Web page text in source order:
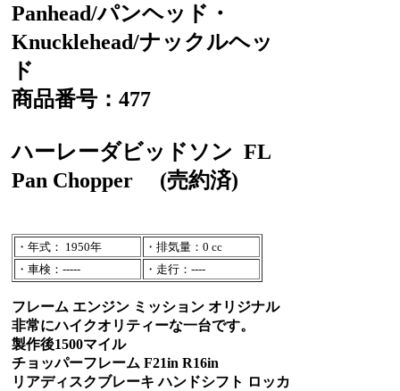
Panhead/パンヘッド・
Knucklehead/ナックルヘッ
ド
商品番号：477
ハーレーダビッドソン FL
Pan Chopper
(売約済)
・年式： 1950年
・排気量：0 cc
・車検：-----
・走行：----
フレーム エンジン ミッション オリジナル
非常にハイクオリティーな一台です。
製作後1500マイル
チョッパーフレーム F21in R16in
リアディスクブレーキ ハンドシフト ロッカ